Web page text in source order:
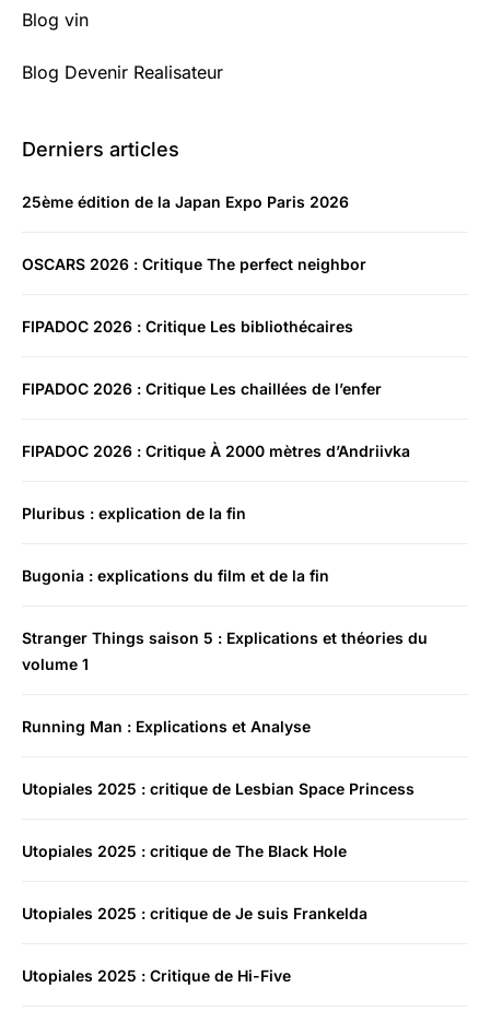
Blog vin
Blog Devenir Realisateur
Derniers articles
25ème édition de la Japan Expo Paris 2026
OSCARS 2026 : Critique The perfect neighbor
FIPADOC 2026 : Critique Les bibliothécaires
FIPADOC 2026 : Critique Les chaillées de l’enfer
FIPADOC 2026 : Critique À 2000 mètres d’Andriivka
Pluribus : explication de la fin
Bugonia : explications du film et de la fin
Stranger Things saison 5 : Explications et théories du
volume 1
Running Man : Explications et Analyse
Utopiales 2025 : critique de Lesbian Space Princess
Utopiales 2025 : critique de The Black Hole
Utopiales 2025 : critique de Je suis Frankelda
Utopiales 2025 : Critique de Hi-Five